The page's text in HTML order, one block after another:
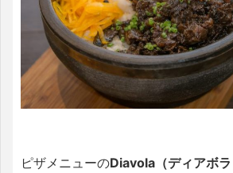
ピザメニューのDiavola（ディアボラ